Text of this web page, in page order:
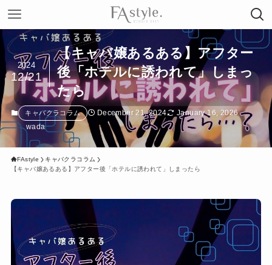
【キャバ嬢あるある】アフター
後「ホテルに誘われて」しまっ
たら
2024
12/21
キャバクラコラム December 21, 2024
January 16, 2026
wada
FAstyle
キャバクラコラム
【キャバ嬢あるある】アフター後「ホテルに誘われて」しまったら